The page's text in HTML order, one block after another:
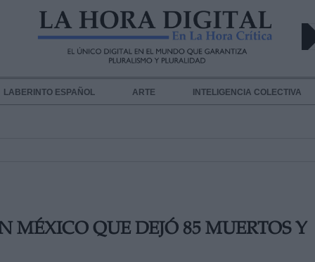
LABERINTO ESPAÑOL ARTE INTELIGENCIA COLECTIVA
MÉXICO QUE DEJÓ 85 MUERTOS Y